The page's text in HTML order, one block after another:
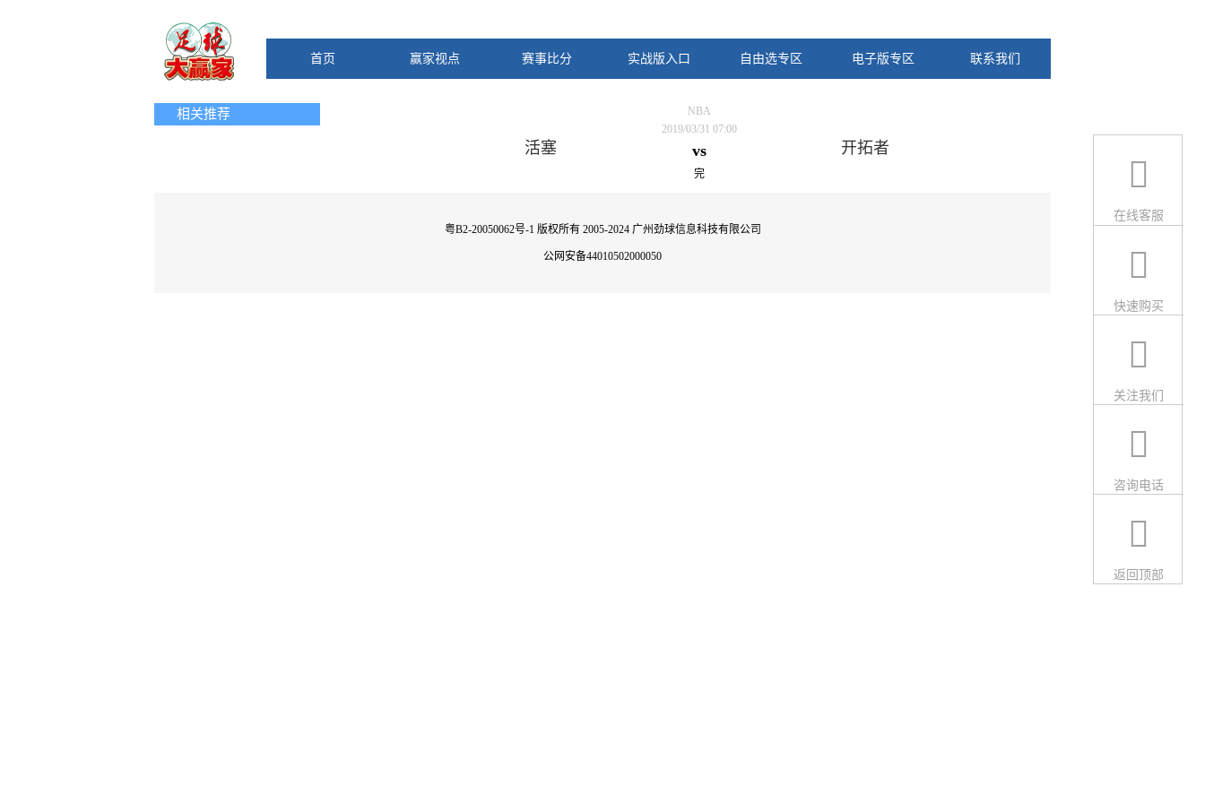
首页 赢家视点 赛事比分 实战版入口 自由选专区 电子版专区 联系我们
相关推荐
NBA
2019/03/31 07:00
vs
完
活塞 开拓者
粤B2-20050062号-1版权所有 2005-2024 广州劲球信息科技有限公司
公网安备44010502000050
在线客服
快速购买
关注我们
咨询电话
返回顶部